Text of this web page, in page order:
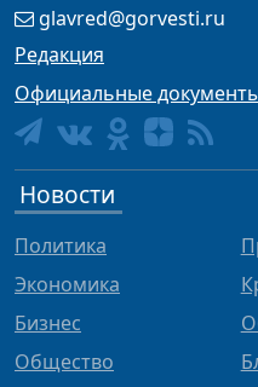
glavred@gorvesti.ru
Редакция
Официальные
Новости
Политика
Экономика
Бизнес
Общество